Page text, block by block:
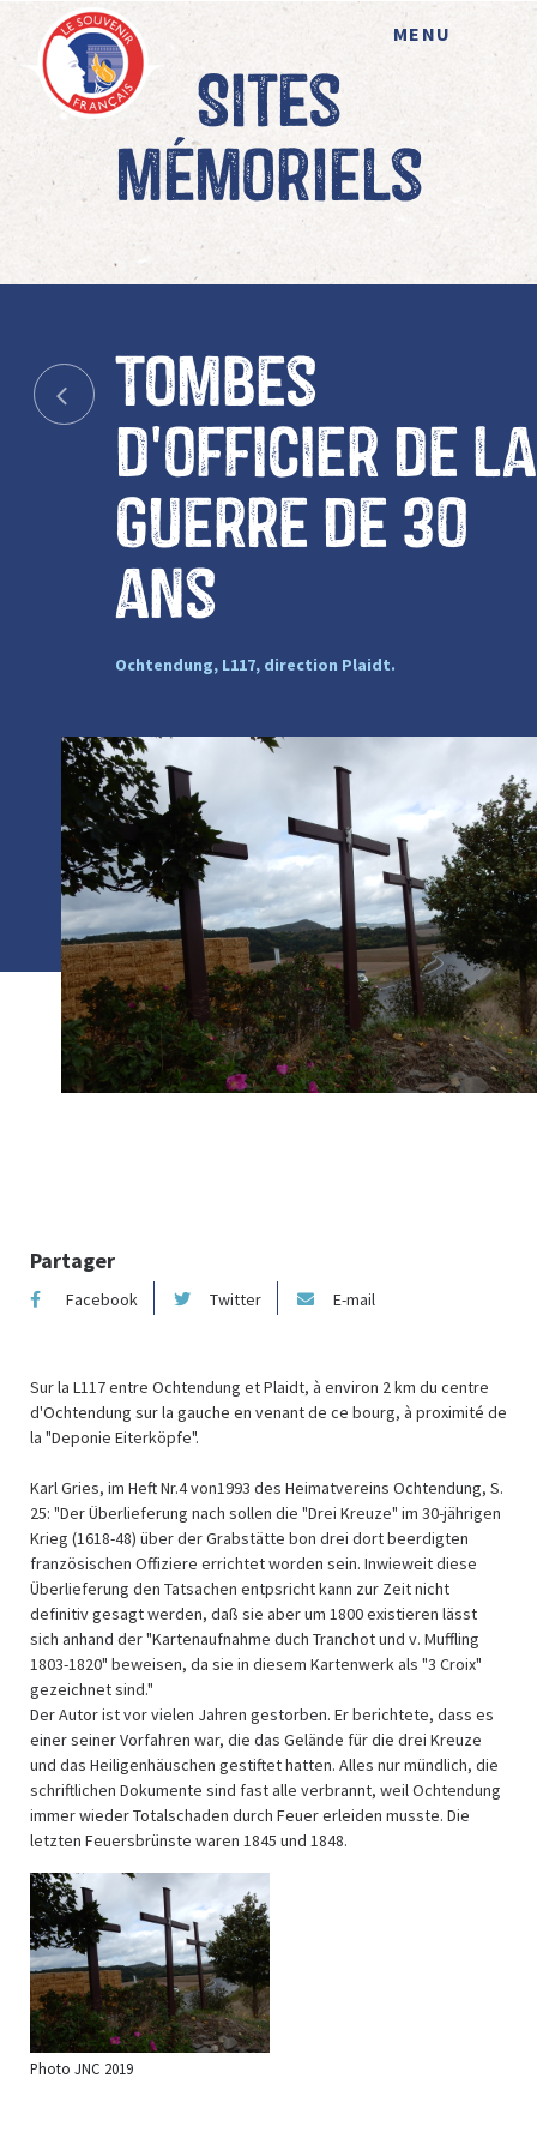
MENU
Sites
mémoriels
Tombes
d'officier de la
guerre de 30
ans
Ochtendung, L117, direction Plaidt.
Partager
Facebook Twitter E-mail
Sur la L117 entre Ochtendung et Plaidt, à environ 2 km du centre
d'Ochtendung sur la gauche en venant de ce bourg, à proximité de
la "Deponie Eiterköpfe".
Karl Gries, im Heft Nr.4 von1993 des Heimatvereins Ochtendung, S.
25: "Der Überlieferung nach sollen die "Drei Kreuze" im 30-jährigen
Krieg (1618-48) über der Grabstätte bon drei dort beerdigten
französischen Offiziere errichtet worden sein. Inwieweit diese
Überlieferung den Tatsachen entpsricht kann zur Zeit nicht
definitiv gesagt werden, daß sie aber um 1800 existieren lässt
sich anhand der "Kartenaufnahme duch Tranchot und v. Muffling
1803-1820" beweisen, da sie in diesem Kartenwerk als "3 Croix"
gezeichnet sind."
Der Autor ist vor vielen Jahren gestorben. Er berichtete, dass es
einer seiner Vorfahren war, die das Gelände für die drei Kreuze
und das Heiligenhäuschen gestiftet hatten. Alles nur mündlich, die
schriftlichen Dokumente sind fast alle verbrannt, weil Ochtendung
immer wieder Totalschaden durch Feuer erleiden musste. Die
letzten Feuersbrünste waren 1845 und 1848.
Photo JNC 2019